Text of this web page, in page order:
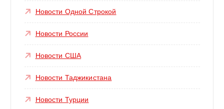
Новости Одной Строкой
Новости России
Новости США
Новости Таджикистана
Новости Турции